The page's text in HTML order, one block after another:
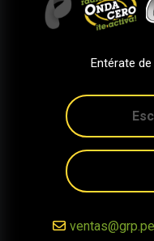
Entérate
ventas@grp.pe